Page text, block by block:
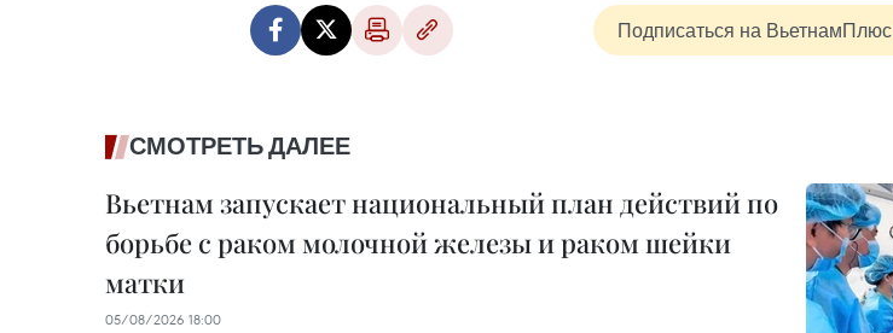
Подписаться на ВьетнамПлюс
СМОТРЕТЬ ДАЛЕЕ
Вьетнам запускает национальный план действий по
борьбе с раком молочной железы и раком шейки
матки
05/08/2026 18:00